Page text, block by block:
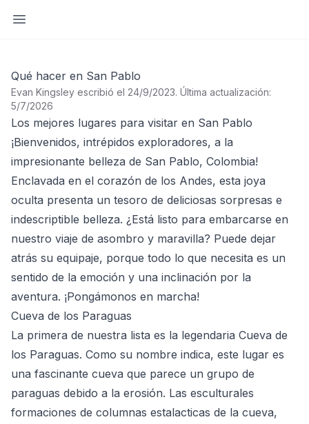
Abrir barra lateral
Qué hacer en San Pablo
Evan Kingsley escribió el 24/9/2023. Última actualización:
5/7/2026
Los mejores lugares para visitar en San Pablo
¡Bienvenidos, intrépidos exploradores, a la
impresionante belleza de San Pablo, Colombia!
Enclavada en el corazón de los Andes, esta joya
oculta presenta un tesoro de deliciosas sorpresas e
indescriptible belleza. ¿Está listo para embarcarse en
nuestro viaje de asombro y maravilla? Puede dejar
atrás su equipaje, porque todo lo que necesita es un
sentido de la emoción y una inclinación por la
aventura. ¡Pongámonos en marcha!
Cueva de los Paraguas
La primera de nuestra lista es la legendaria Cueva de
los Paraguas. Como su nombre indica, este lugar es
una fascinante cueva que parece un grupo de
paraguas debido a la erosión. Las esculturales
formaciones de columnas estalacticas de la cueva,